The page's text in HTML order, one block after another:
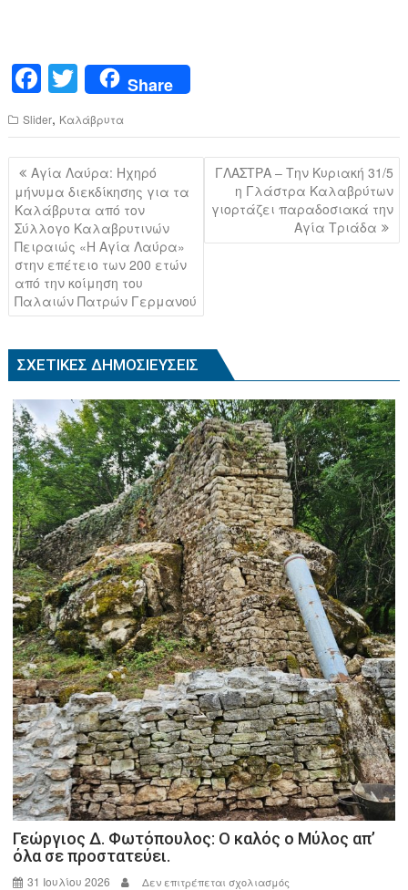
F
a
c
e
b
o
o
k
T
wi
tt
er
Share
Slider, Καλάβρυτα
Πλοήγηση
άρθρων
Αγία Λαύρα: Ηχηρό
μήνυμα διεκδίκησης για τα
Καλάβρυτα από τον
Σύλλογο Καλαβρυτινών
Πειραιώς «Η Αγία Λαύρα»
στην επέτειο των 200 ετών
από την κοίμηση του
Παλαιών Πατρών Γερμανού
ΓΛΑΣΤΡΑ – Την Κυριακή 31/5
η Γλάστρα Καλαβρύτων
γιορτάζει παραδοσιακά την
Αγία Τριάδα
ΣΧΕΤΙΚΈΣ ΔΗΜΟΣΙΕΎΣΕΙΣ
Γεώργιος Δ. Φωτόπουλος: Ο καλός ο Μύλος απ’
όλα σε προστατεύει.
31 Ιουλίου 2026 Δεν επιτρέπεται σχολιασμός